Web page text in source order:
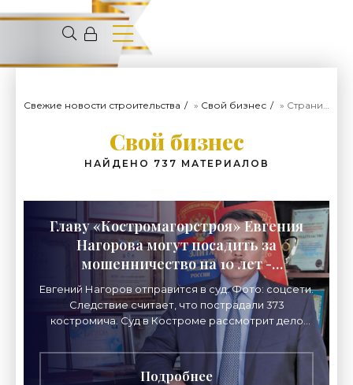
Свежие новости строительства » Свой бизнес » Страница 3
Свой бизнес
НАЙДЕНО 737 МАТЕРИАЛОВ
Главу «Костромагорстроя» Евгения
Нагорова могут посадить за
мошенничество на 10 лет -
«Недвижимость»
Евгений Нагоров отправится в суд. Фото: соцсети.
Следствие считает, что пострадали 373
костромича. Суд в Костроме рассмотрит дело
известного застройщика Евгения Нагорова,
Подробнее